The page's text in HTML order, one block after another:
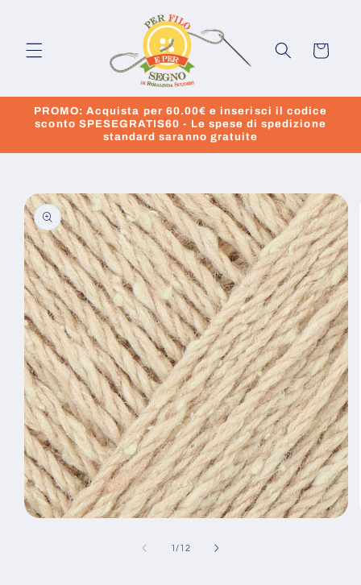
Carrello
PROMO: Acquista per 60.00€ e inserisci il codice
sconto SPESEGRATIS60 - Le spese di spedizione
standard saranno gratuite
Passa alle
informazioni
sul prodotto
1 /su
12